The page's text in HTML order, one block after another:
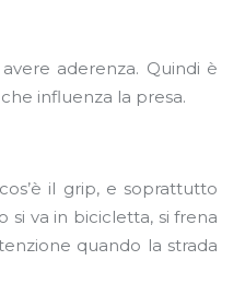
aderenza. Quindi è
influenza la presa.
il grip, e soprattutto
si va in bicicletta, si frena
quando la strada